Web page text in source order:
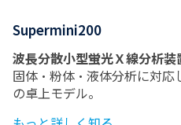
Supermini200
波長分散小型蛍光Ｘ線分析装
固体・粉体・液体分析に対
の卓上モデル。